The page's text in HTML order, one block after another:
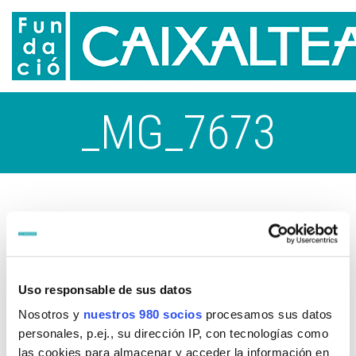
Uso responsable de sus datos
Nosotros y nuestros 980 socios procesamos sus datos
personales, p.ej., su dirección IP, con tecnologías como
las cookies para almacenar y acceder la información en
_MG_7673